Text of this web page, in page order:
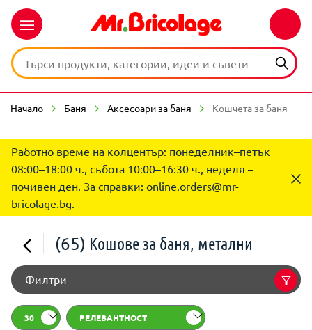
Начало Баня Аксесоари за баня Кошчета за баня
Работно време на колцентър: понеделник–петък
08:00–18:00 ч., събота 10:00–16:30 ч., неделя –
почивен ден. За справки: online.orders@mr-
bricolage.bg.
(65) Кошове за баня, метални
Филтри
30 РЕЛЕВАНТНОСТ